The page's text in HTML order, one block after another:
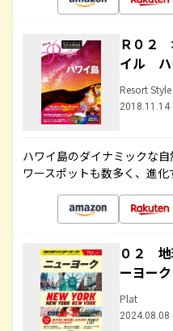
Ｒ０２
イル ハ
Resort Style
2018.11.14
ハワイ島のダイナミックな
ワースポットも数多く、進
０２
ーヨーク
Plat
2024.08.08